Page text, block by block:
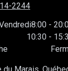
2244
8:00 -
10:30 -